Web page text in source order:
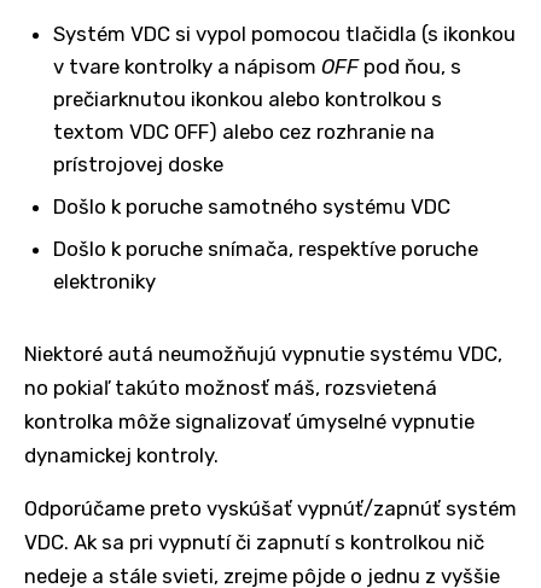
Systém VDC si vypol pomocou tlačidla (s ikonkou
v tvare kontrolky a nápisom OFFpod ňou, s
prečiarknutou ikonkou alebo kontrolkou s
textom VDC OFF) alebo cez rozhranie na
prístrojovej doske
Došlo k poruche samotného systému VDC
Došlo k poruche snímača, respektíve poruche
elektroniky
Niektoré autá neumožňujú vypnutie systému VDC,
no pokiaľ takúto možnosť máš, rozsvietená
kontrolka môže signalizovať úmyselné vypnutie
dynamickej kontroly.
Odporúčame preto vyskúšať vypnúť/zapnúť systém
VDC. Ak sa pri vypnutí či zapnutí s kontrolkou nič
nedeje a stále svieti, zrejme pôjde o jednu z vyššie